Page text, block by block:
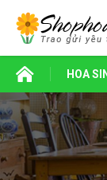
HOA